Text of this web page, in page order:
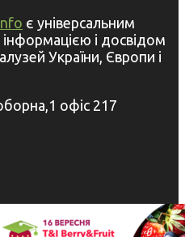
є універсальним
і досвідом
України, Європи і
офіс 217